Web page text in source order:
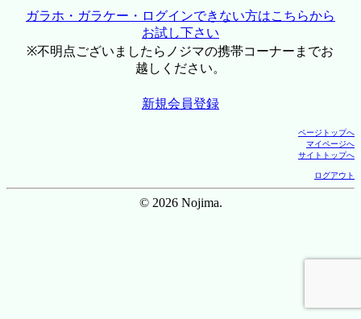
ガラホ・ガラケー・ログインできない方はこちらから
お試し下さい
※不明点ございましたらノジマの携帯コーナーまでお
越しください。
新規会員登録
ページトップへ
マイページへ
サイトトップへ
ログアウト
© 2026 Nojima.